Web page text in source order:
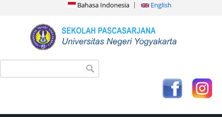
Bahasa Indonesia English
Search form